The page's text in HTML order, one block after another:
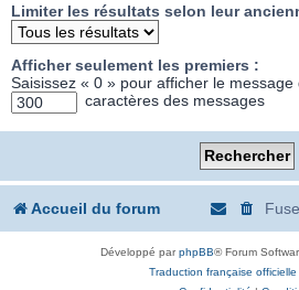
Limiter les résultats selon leur
Afficher seulement les premiers :
Saisissez « 0 » pour afficher le message
caractères des messages
Accueil du forum
Développé parphpBB® Forum
Traduction française officielle